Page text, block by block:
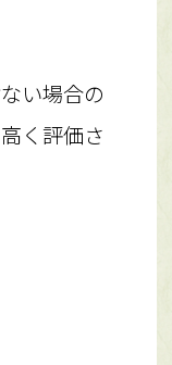
い場合の
く評価さ